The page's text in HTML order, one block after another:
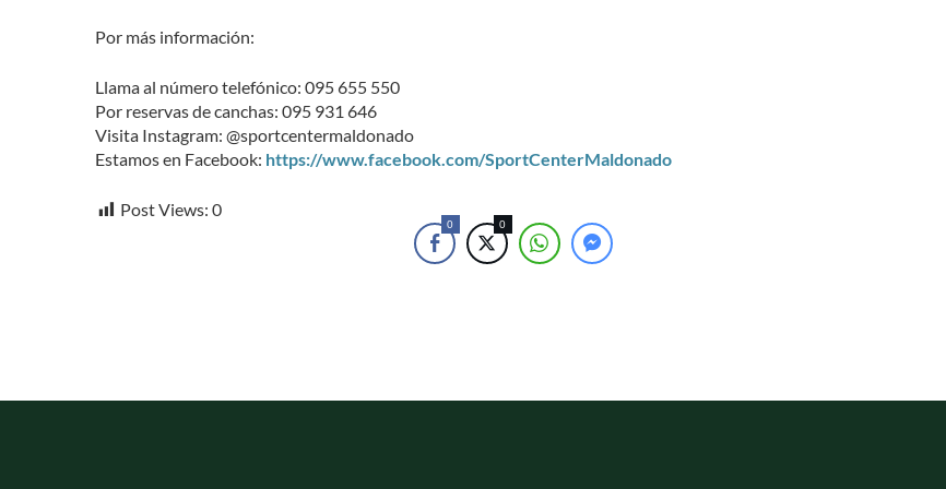
Por más información:
Llama al número telefónico: 095 655 550
Por reservas de canchas: 095 931 646
Visita Instagram: @sportcentermaldonado
Estamos en Facebook: https://www.facebook.com/SportCenterMaldonado
Post Views: 0
0 0